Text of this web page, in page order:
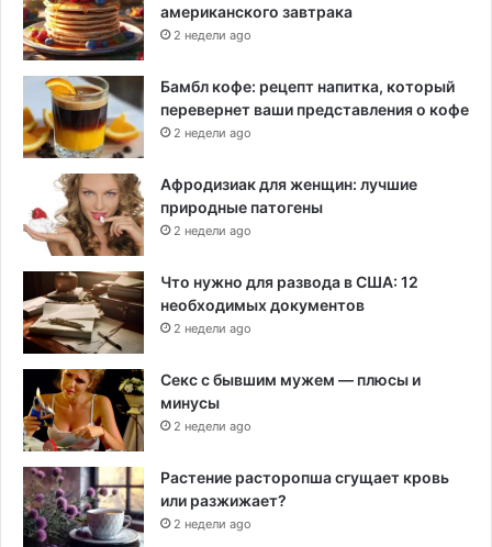
американского завтрака
2 недели ago
Бамбл кофе: рецепт напитка, который
перевернет ваши представления о кофе
2 недели ago
Афродизиак для женщин: лучшие
природные патогены
2 недели ago
Что нужно для развода в США: 12
необходимых документов
2 недели ago
Секс с бывшим мужем — плюсы и
минусы
2 недели ago
Растение расторопша сгущает кровь
или разжижает?
2 недели ago